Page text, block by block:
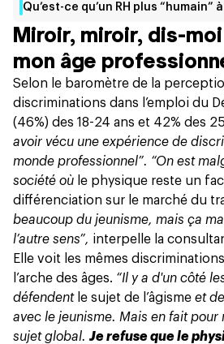
Qu’est-ce qu’un RH plus “humain” à
Miroir, miroir, dis-
mon âge
Selon le baromètre de la
discriminations dans l’emploi du
(46%) des 18-24 ans et 42% des
avoir vécu une expérience de
monde professionnel”. “On est
société où le physique reste un
différenciation sur le marché du
beaucoup du jeunisme, mais ça
l’autre sens”, interpelle la
Elle voit les mêmes
l’arche des âges. “Il y a d'un côté
défendent le sujet de l’âgisme et
avec le jeunisme. Mais en fait pour
sujet global. Je refuse que le